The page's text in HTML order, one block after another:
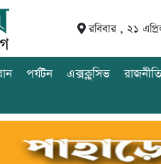
রবিবার , ২১
পর্যটন এক্সক্লুসিভ রাজনীতি